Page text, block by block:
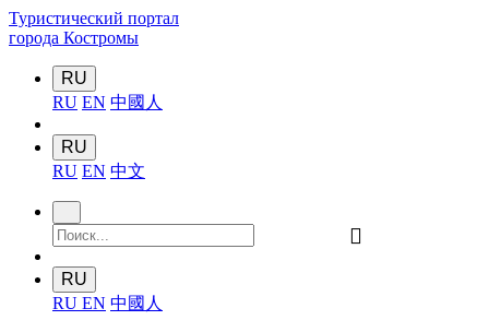
Туристический портал
города Костромы
RU
RU EN 中國人
RU
RU EN 中文
󰍉
RU
RU EN 中國人